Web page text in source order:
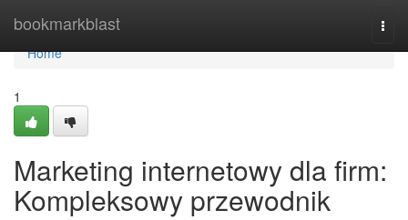
bookmarkblast
Home
Home
1
Marketing internetowy dla firm:
Kompleksowy przewodnik